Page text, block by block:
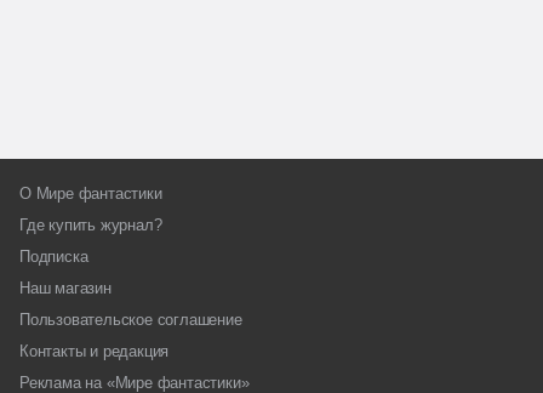
О Мире фантастики
Где купить журнал?
Подписка
Наш магазин
Пользовательское соглашение
Контакты и редакция
Реклама на «Мире фантастики»